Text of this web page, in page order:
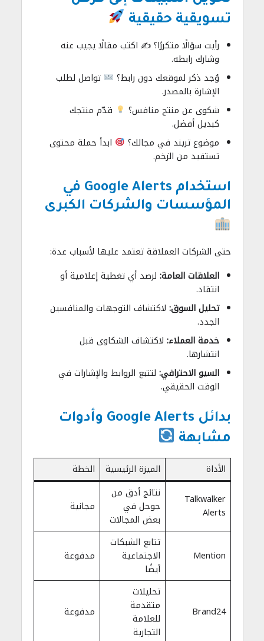
تسويقية حقيقية
رأيت سؤالًا متكررًا؟ ✍️ اكتب مقالًا يجيب عنه
وشارك رابطه.
وُجد ذكر لموقعك دون رابط؟
تواصل لطلب
الإشارة بالمصدر.
شكوى عن منتج منافس؟
قدّم منتجك
كبديل أفضل.
موضوع تريند في مجالك؟
ابدأ حملة محتوى
تستفيد من الزخم.
استخدام Google Alerts في
المؤسسات والشركات الكبرى
حتى الشركات العملاقة تعتمد عليها لأسباب عدة:
العلاقات العامة: لرصد أي تغطية إعلامية أو
انتقاد.
تحليل السوق: لاكتشاف التوجهات والمنافسين
الجدد.
خدمة العملاء: لاكتشاف الشكاوى قبل
انتشارها.
السيو الاحترافي: لتتبع الروابط والإشارات في
الوقت الحقيقي.
بدائل Google Alerts وأدوات
مشابهة
الأداة الميزة الرئيسية
الخطة
Talkwalker
Alerts
نتائج أدق من
جوجل في
بعض المجالات
مجانية
Mention
تتابع الشبكات
الاجتماعية
أيضًا
مدفوعة
Brand24
تحليلات
متقدمة
للعلامة
التجارية
مدفوعة